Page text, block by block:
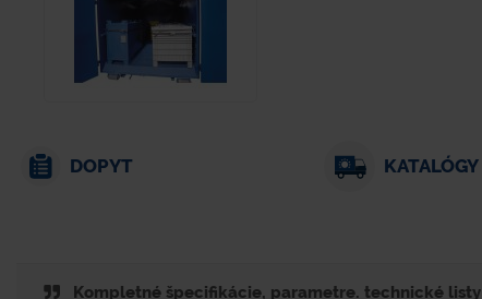
DOPYT KATALÓGY
Kompletné špecifikácie, parametre. technické listy